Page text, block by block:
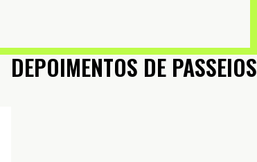
DEPOIMENTOS DE PASSEIOS